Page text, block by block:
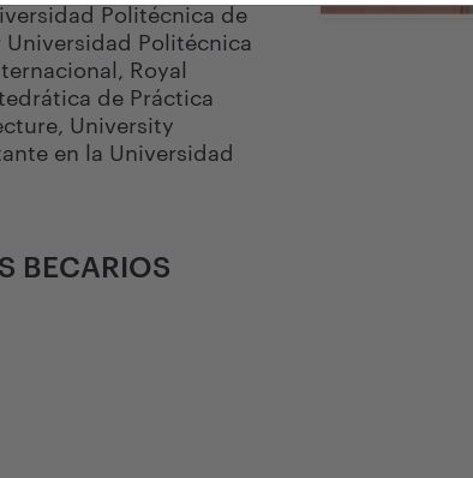
Politécnica de
Politécnica
Royal
de Práctica
University
en la Universidad
BECARIOS